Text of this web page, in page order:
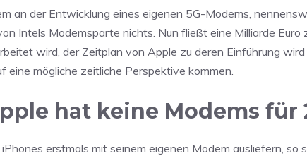
an der Entwicklung eines eigenen 5G-Modems,
Intels Modemsparte nichts. Nun fließt eine Milliarde
wird, der Zeitplan von Apple zu deren Einführung
eine mögliche zeitliche Perspektive kommen.
hat keine Modems für
erstmals mit seinem eigenen Modem ausliefern, so